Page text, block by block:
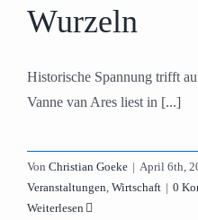
Wurzeln
Historische Spannung trifft
Vanne van Ares liest in [...]
Von Christian Goeke | April 6th,
Veranstaltungen Wirtschaft | 0
Weiterlesen